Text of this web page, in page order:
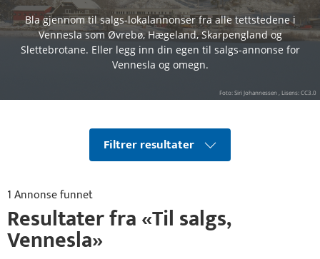
Bla gjennom til salgs-lokalannonser fra alle tettstedene i
Vennesla som Øvrebø, Hægeland, Skarpengland og
Slettebrotane. Eller legg inn din egen til salgs-annonse for
Vennesla og omegn.
Foto: Siri Johannessen , Lisens: CC3.0
Filtrer resultater
1 Annonse funnet
Resultater fra «Til salgs,
Vennesla»